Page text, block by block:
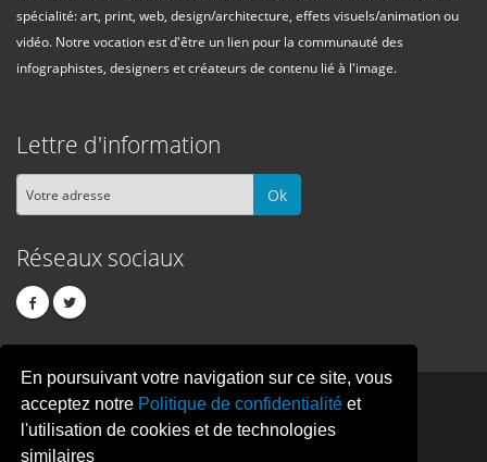
En poursuivant votre navigation sur ce site, vous
acceptez notre Politique de confidentialité et
l'utilisation de cookies et de technologies
similaires
spécialité: art, print, web, design/architecture, effets visuels/animation ou
vidéo. Notre vocation est d'être un lien pour la communauté des
infographistes, designers et créateurs de contenu lié à l'image.
Lettre d'information
Ok
Réseaux sociaux
PIXELCREATION